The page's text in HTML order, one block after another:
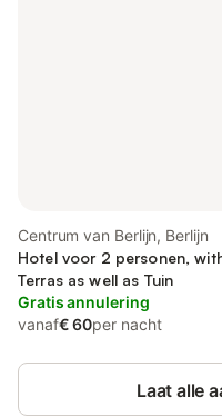
Centrum van Berlijn, Berlijn
Hotel voor 2 personen,
Terras as well as Tuin
Gratis annulering
vanaf€ 60per nacht
Laat alle